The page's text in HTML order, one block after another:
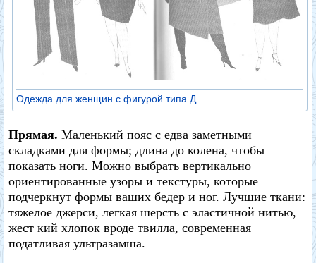
Одежда для женщин с фигурой типа Д
Прямая. Маленький пояс с едва заметными
складками для формы; длина до колена, чтобы
показать ноги. Можно выбрать вертикально
ориентированные узоры и текстуры, которые
подчеркнут формы ваших бедер и ног. Лучшие ткани:
тяжелое джерси, легкая шерсть с эластичной нитью,
жест кий хлопок вроде твилла, современная
податливая ультразамша.